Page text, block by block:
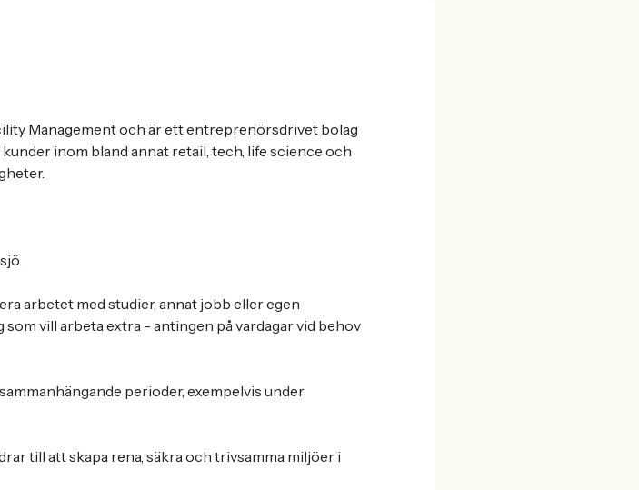
Management och är ett entreprenörsdrivet bolag
inom bland annat retail, tech, life science och
arbetet med studier, annat jobb eller egen
vill arbeta extra - antingen på vardagar vid behov
perioder, exempelvis under
till att skapa rena, säkra och trivsamma miljöer i